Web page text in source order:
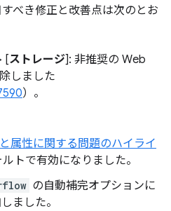
べき修正と改善点は次のとお
[ストレージ]: 非推奨の Web
しました
）。
属性に関する問題のハイライ
トで有効になりました。
の自動補完オプションに
ました。